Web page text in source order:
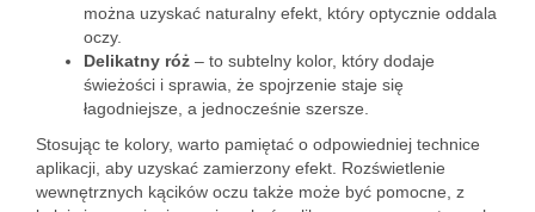
można uzyskać naturalny efekt, który optycznie oddala
oczy.
Delikatny róż – to subtelny kolor, który dodaje
świeżości i sprawia, że spojrzenie staje się
łagodniejsze, a jednocześnie szersze.
Stosując te kolory, warto pamiętać o odpowiedniej technice
aplikacji, aby uzyskać zamierzony efekt. Rozświetlenie
wewnętrznych kącików oczu także może być pomocne, z